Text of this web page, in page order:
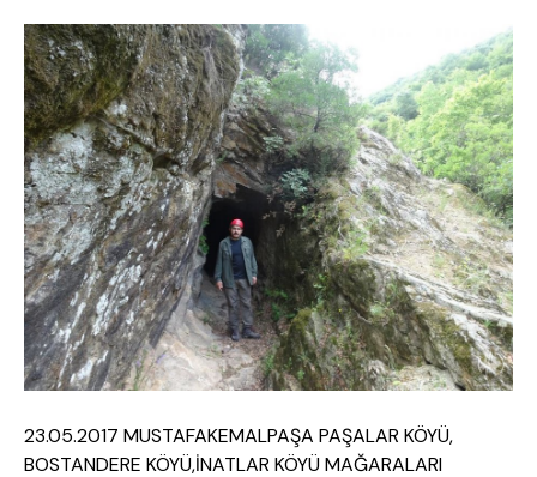
23.05.2017 MUSTAFAKEMALPAŞA PAŞALAR KÖYÜ,
BOSTANDERE KÖYÜ,İNATLAR KÖYÜ MAĞARALARI